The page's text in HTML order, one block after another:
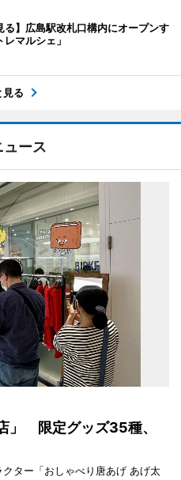
る】広島駅改札口構内にオープンす
マルシェ」
見る
ース
」 限定グッズ35種、
ター「おしゃべり唐あげ あげ太